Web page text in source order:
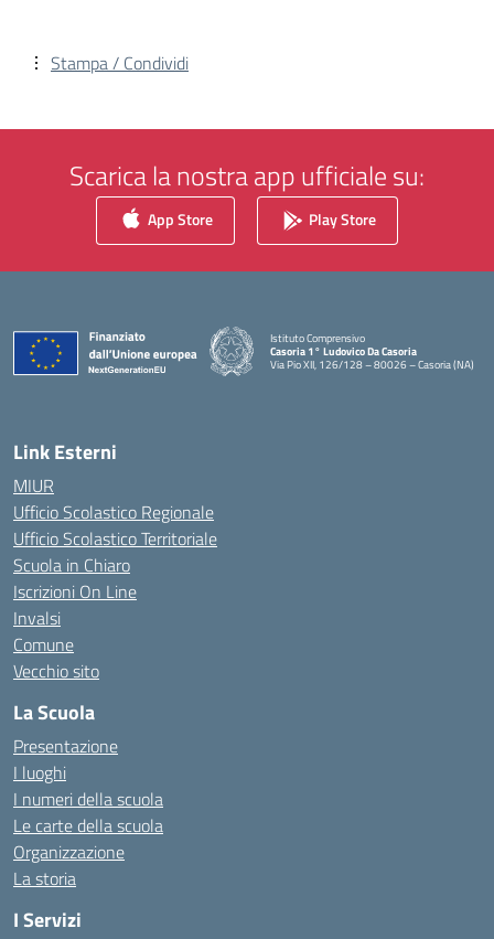
Stampa / Condividi
Scarica la nostra app ufficiale su:
App Store Play Store
Istituto Comprensivo
Casoria 1° Ludovico Da Casoria
Via Pio XII, 126/128 – 80026 – Casoria (NA)
Link Esterni
MIUR
Ufficio Scolastico Regionale
Ufficio Scolastico Territoriale
Scuola in Chiaro
Iscrizioni On Line
Invalsi
Comune
Vecchio sito
La Scuola
Presentazione
I luoghi
I numeri della scuola
Le carte della scuola
Organizzazione
La storia
I Servizi